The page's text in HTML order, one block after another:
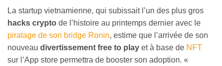
La startup vietnamienne, qui subissait l’un des plus gros
hacks crypto de l’histoire au printemps dernier avec le
piratage de son bridge Ronin, estime que l’arrivée de son
nouveau divertissement free to play et à base de NFT
sur l’App store permettra de booster son adoption. «